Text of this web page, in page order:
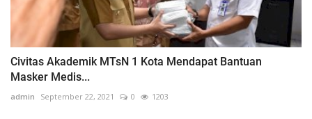
Civitas Akademik MTsN 1 Kota Mendapat Bantuan
Masker Medis...
admin September 22, 2021 0 1203